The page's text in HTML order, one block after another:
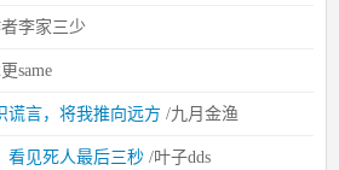
李家三少
same
谎言，将我推向远方 /九月金渔
看见死人最后三秒 /叶子dds